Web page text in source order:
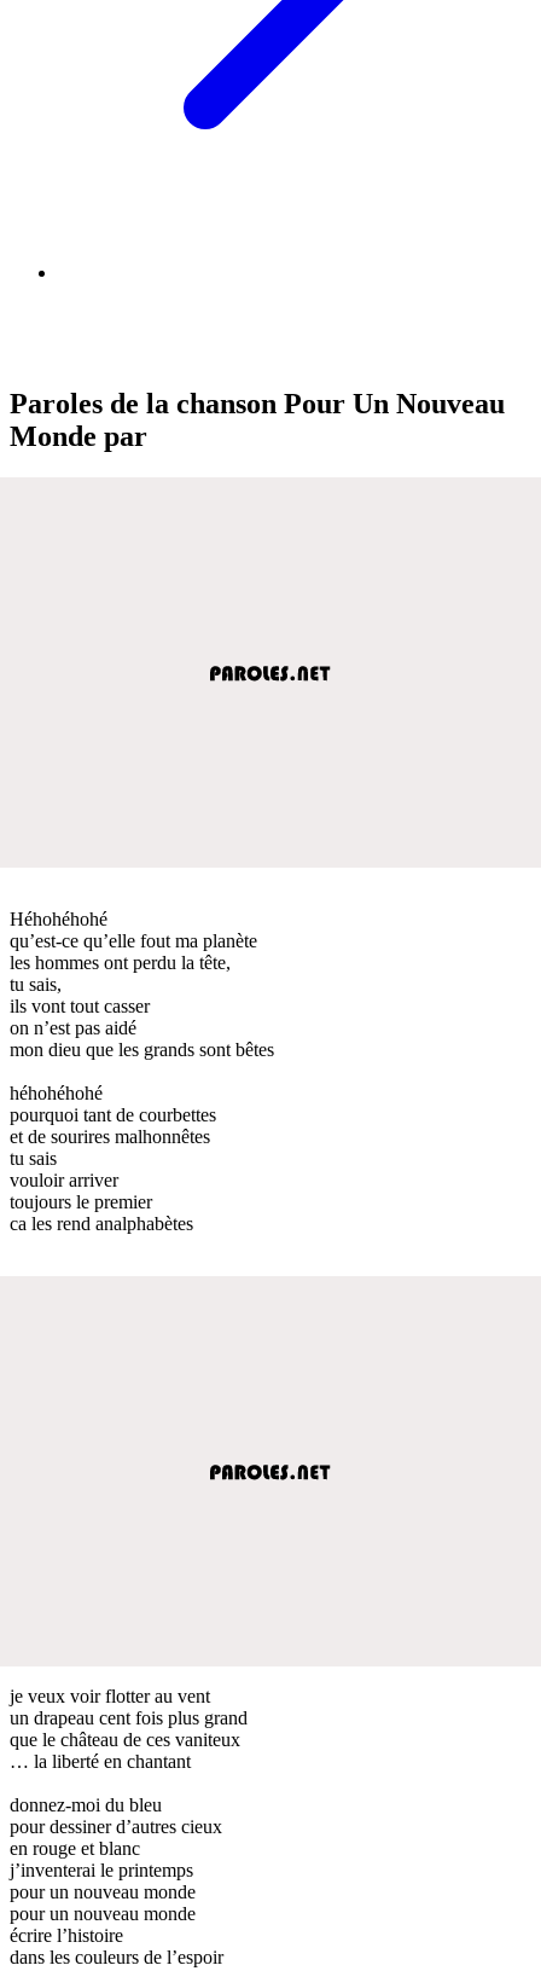
Paroles de la chanson Pour Un Nouveau
Monde par
Héhohéhohé
qu’est-ce qu’elle fout ma planète
les hommes ont perdu la tête,
tu sais,
ils vont tout casser
on n’est pas aidé
mon dieu que les grands sont bêtes
héhohéhohé
pourquoi tant de courbettes
et de sourires malhonnêtes
tu sais
vouloir arriver
toujours le premier
ca les rend analphabètes
je veux voir flotter au vent
un drapeau cent fois plus grand
que le château de ces vaniteux
… la liberté en chantant
donnez-moi du bleu
pour dessiner d’autres cieux
en rouge et blanc
j’inventerai le printemps
pour un nouveau monde
pour un nouveau monde
écrire l’histoire
dans les couleurs de l’espoir